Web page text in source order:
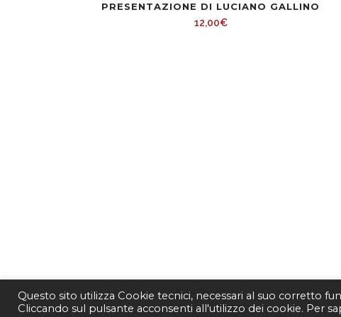
PRESENTAZIONE DI LUCIANO GALLINO
12,00€
Questo sito utilizza Cookie tecnici, necessari al suo corretto
Cliccando sul pulsante acconsenti all'utilizzo dei cookie. Per